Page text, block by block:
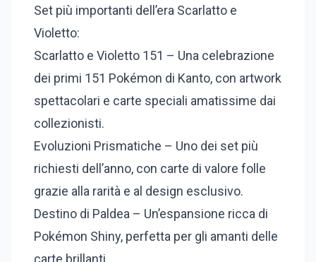
Set più importanti dell’era Scarlatto e
Violetto:
Scarlatto e Violetto 151 – Una celebrazione
dei primi 151 Pokémon di Kanto, con artwork
spettacolari e carte speciali amatissime dai
collezionisti.
Evoluzioni Prismatiche – Uno dei set più
richiesti dell’anno, con carte di valore folle
grazie alla rarità e al design esclusivo.
Destino di Paldea – Un’espansione ricca di
Pokémon Shiny, perfetta per gli amanti delle
carte brillanti.